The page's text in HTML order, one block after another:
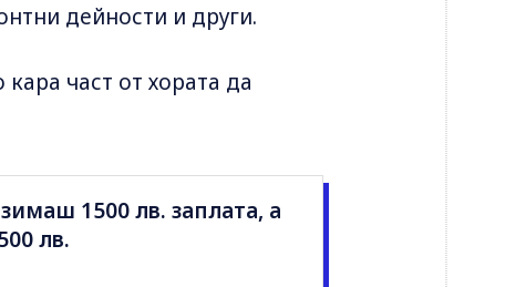
дейности и други.
част от хората да
1500 лв. заплата, а
лв.